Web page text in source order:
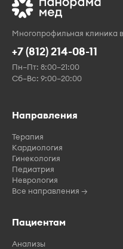
Многопрофильная клиника
+7 (812) 214-08-11
Пн–Пт: 8:00–21:00
Сб–Вс: 9:00–20:00
Направления
Терапия
Кардиология
Гинекология
Педиатрия
Неврология
Все направления →
Пациентам
Анализы